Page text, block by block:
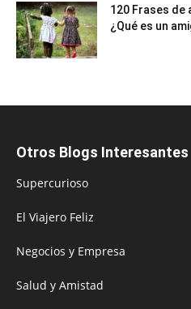
120 Frases de
¿Qué es un
Otros Blogs Interesantes
Supercurioso
El Viajero Feliz
Negocios y Empresa
Salud y Amistad